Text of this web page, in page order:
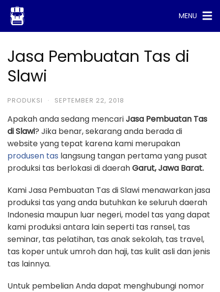
Skip
content
MENU
Jasa Pembuatan Tas di
Slawi
PRODUKSI · SEPTEMBER 22, 2018
Apakah anda sedang mencariJasa Pembuatan Tas
di Slawi? Jika benar, sekarang anda berada di
website yang tepat karena kami merupakan
produsen tas langsung tangan pertama yang pusat
produksi tas berlokasi di daerahGarut, Jawa Barat.
Kami Jasa Pembuatan Tas di Slawi menawarkan jasa
produksi tas yang anda butuhkan ke seluruh daerah
Indonesia maupun luar negeri, model tas yang dapat
kami produksi antara lain seperti tas ransel, tas
seminar, tas pelatihan, tas anak sekolah, tas travel,
tas koper untuk umroh dan haji, tas kulit asli dan jenis
tas lainnya.
Untuk pembelian Anda dapat menghubungi nomor